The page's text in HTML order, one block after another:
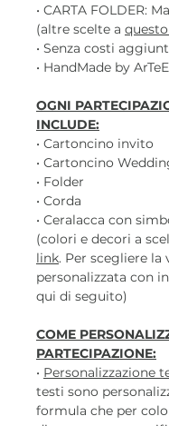
• CARTA FOLDER:
(altre scelte a
• Senza costi
• HandMade by
OGNI
INCLUDE:
• Cartoncino invito
• Cartoncino
• Folder
• Corda
• Ceralacca con
(colori e decori a
link. Per scegliere la
personalizzata con
qui di seguito)
COME
PARTECIPAZIONE:
• Personalizzazione
testi sono
formula che per